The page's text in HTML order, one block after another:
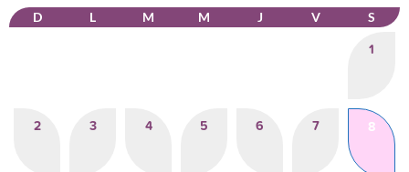
D L M M J V S
1
2 3 4 5 6 7 8